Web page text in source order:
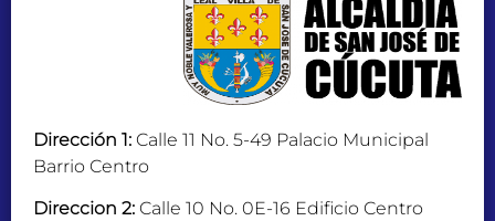
Dirección 1: Calle 11 No. 5-49 Palacio Municipal
Barrio Centro
Direccion 2: Calle 10 No. 0E-16 Edificio Centro